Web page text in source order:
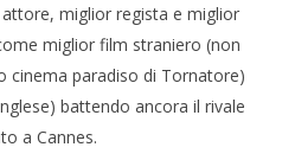
miglior regista e miglior
miglior film straniero (non
cinema paradiso di Tornatore)
battendo ancora il rivale
a Cannes.